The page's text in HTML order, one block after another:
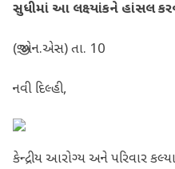
સુધીમાં આ લક્ષ્યાંકને હાંસલ
(જી.એન.એસ) તા. 10
નવી દિલ્હી,
કેન્દ્રીય આરોગ્ય અને પરિવાર